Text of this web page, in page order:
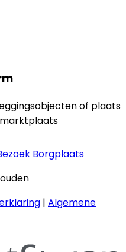
of plaats
Borgplaats
| Algemene